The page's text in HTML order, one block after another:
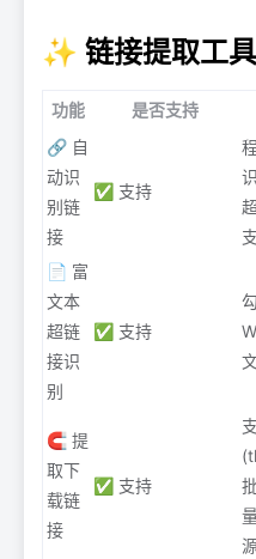
✨ 链接提取工
功能 是否支持
🔗 自
动识
别链
接
✅ 支持
📄 富
文本
超链
接识
别
✅ 支持
🧲 提
取下
载链
接
✅ 支持